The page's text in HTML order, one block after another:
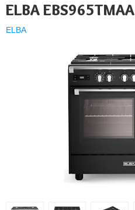
ELBA EBS965TMAA
ELBA